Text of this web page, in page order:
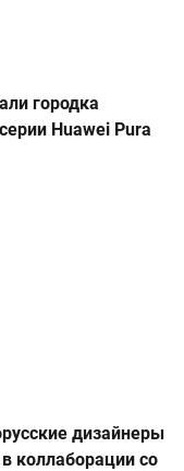
городка
Huawei Pura
дизайнеры
коллаборации со